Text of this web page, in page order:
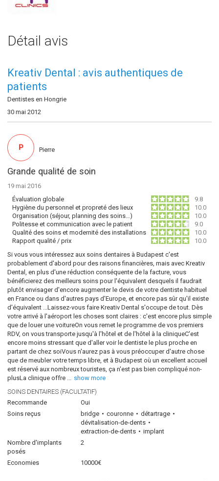
Détail avis
Kreativ Dental : avis authentiques de
patients
Dentistes en Hongrie
30 mai 2012
Grande qualité de soin
19 mai 2016
Évaluation globale
9.8
Hygiène du personnel et propreté des lieux
10.0
Organisation (séjour, planning des soins…)
10.0
Politesse et communication avec le patient
9.0
Qualité des soins et modernité des installations
10.0
Rapport qualité / prix
10.0
Si vous vous intéressez aux soins dentaires à Budapest c'est
probablement d'abord pour des raisons financières, mais avec Kreativ
Dental, en plus d'une réduction conséquente de la facture, vous
bénéficierez des meilleurs soins pour l'équivalent desquels il faudrait
plutôt envisager d'encore augmenter le devis de votre dentiste habituel
en France ou dans d'autres pays d'Europe, et encore pas sûr qu'il existe
d'équivalent ...Laissez-vous faire Kreativ Dental s'occupe de tout. Dès
votre arrivé à l'aéroport les choses sont claires : c'est encore plus simple
que de louer une voitureOn vous remet le programme de vos premiers
RDV, on vous transporte jusqu'à l'hôtel et de l'hôtel à la cliniqueC'est
encore moins stressant que d'aller voir le dentiste le plus proche en
partant de chez soiVous n'aurez pas à vous préoccuper d'autre chose
que de meubler votre temps libre, et à Budapest où un excellent accueil
est réservé aux nombreux touristes, ça n'est pas bien compliqué non-
plusLa clinique offre ... show more
SOINS DENTAIRES (FACULTATIF)
Recommande
Oui
Soins reçus
bridge couronne
détartrage
dévitalisation-de-dents
extraction-de-dents
implant
Nombre d'implants
posés
2
Economies 10000€
P Pierre